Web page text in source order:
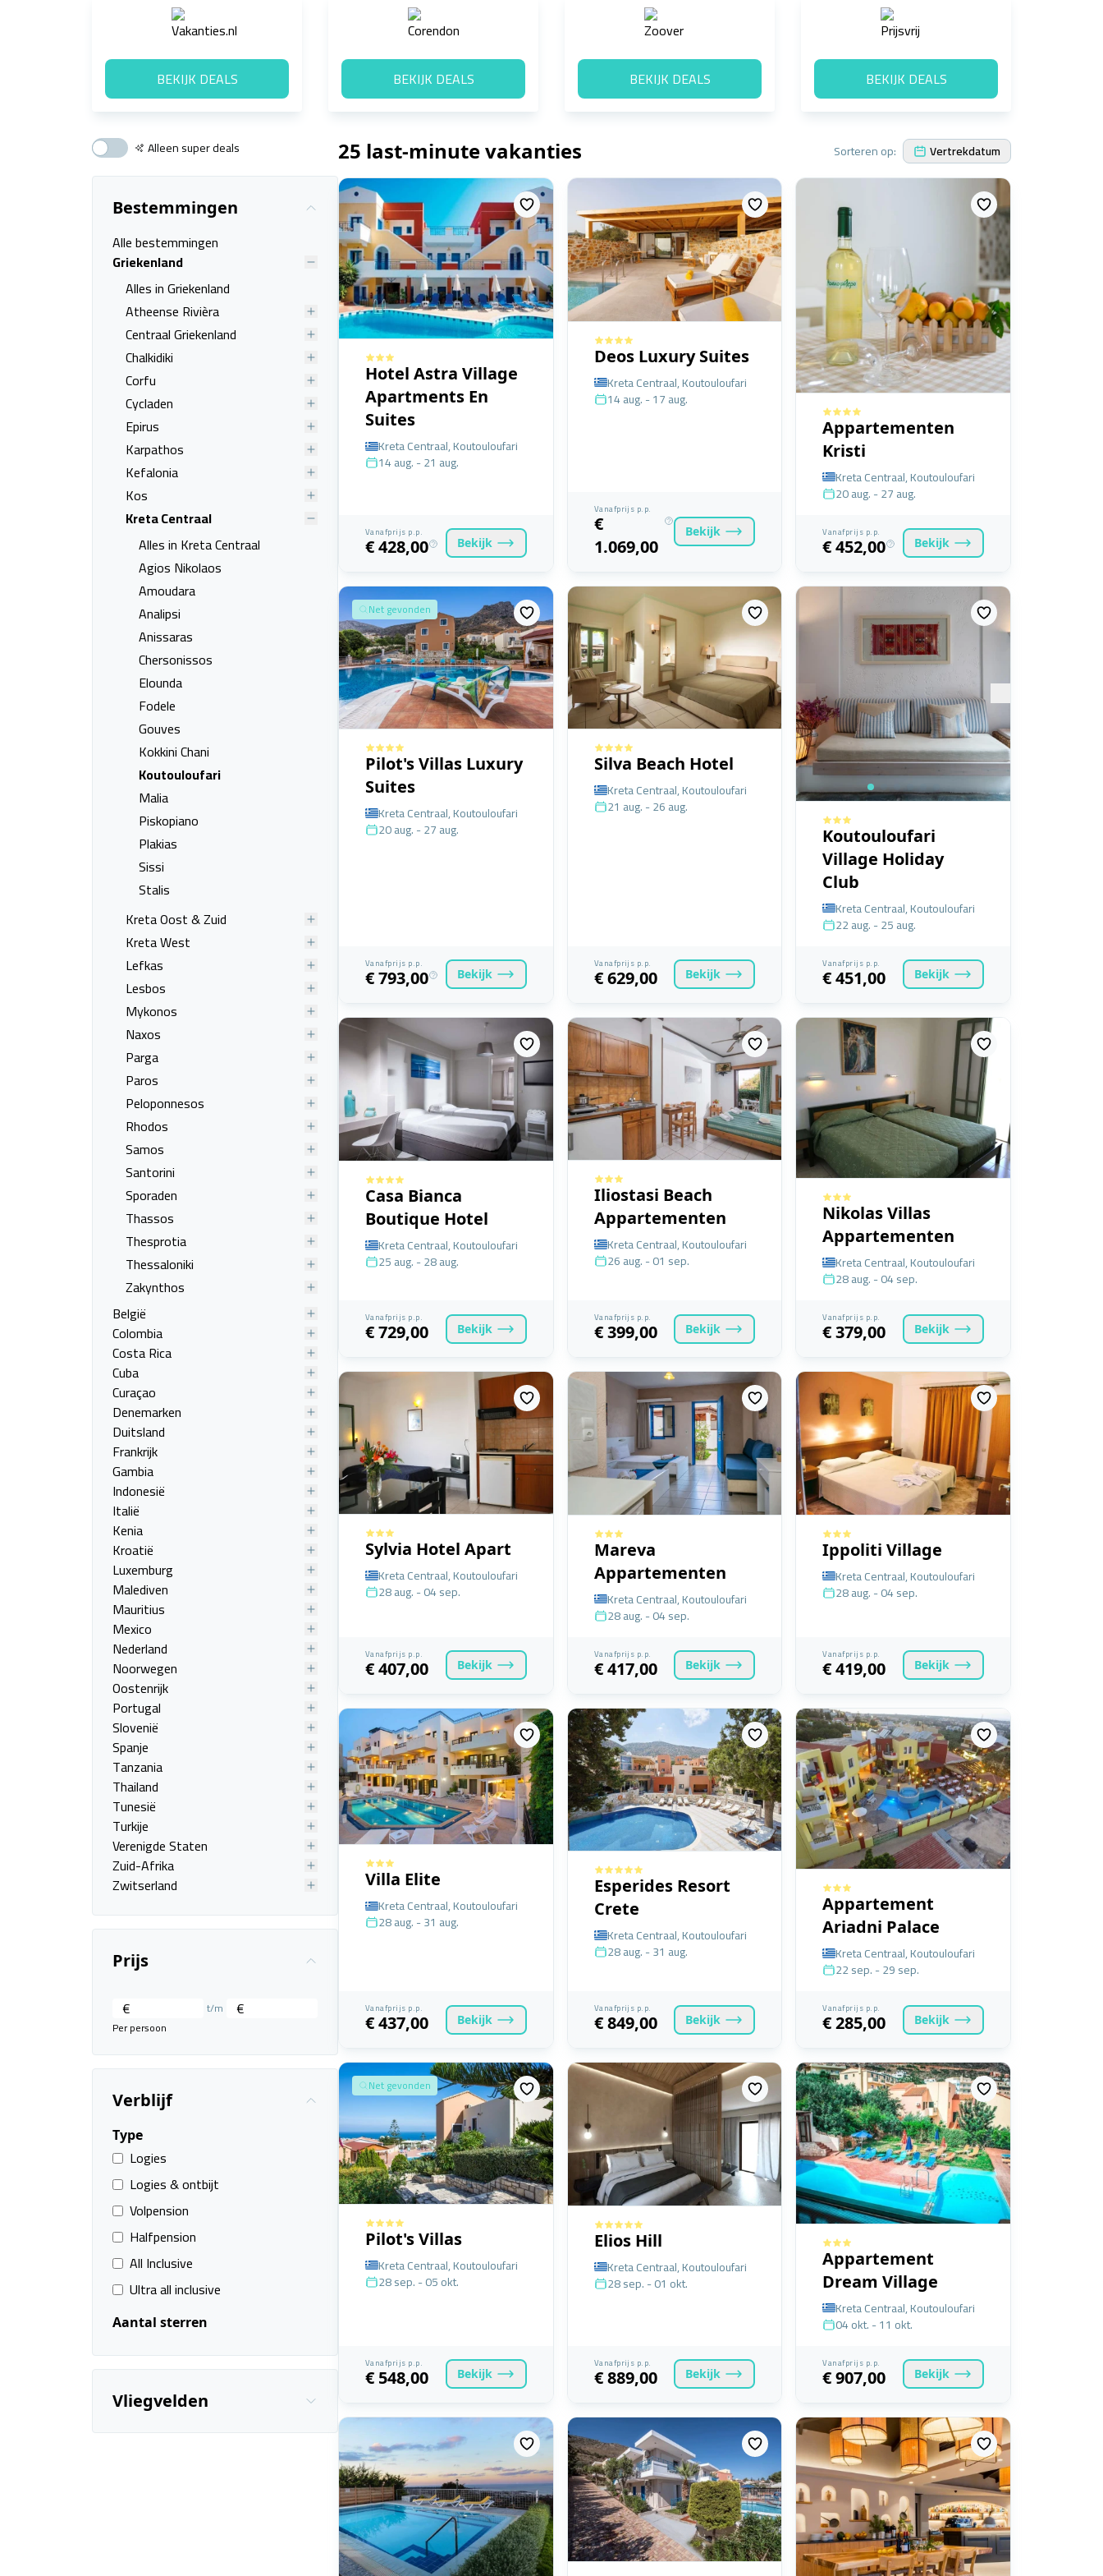
BEKIJK DEALS BEKIJK DEALS BEKIJK DEALS BEKIJK DEALS
Alleen super deals
Bestemmingen
Alle bestemmingen
België
Colombia
Costa Rica
Cuba
Curaçao
Denemarken
Duitsland
Frankrijk
Gambia
Griekenland
Alles in Griekenland
Atheense Rivièra
Centraal Griekenland
Chalkidiki
Corfu
Cycladen
Epirus
Karpathos
Kefalonia
Kos
Kreta Centraal
Alles in Kreta Centraal
Agios Nikolaos
Amoudara
Analipsi
Anissaras
Chersonissos
Elounda
Fodele
Gouves
Kokkini Chani
Koutouloufari
Malia
Piskopiano
Plakias
Sissi
Stalis
Kreta Oost & Zuid
Kreta West
Lefkas
Lesbos
Mykonos
Naxos
Parga
Paros
Peloponnesos
Rhodos
Samos
Santorini
Sporaden
Thassos
Thesprotia
Thessaloniki
Zakynthos
Indonesië
Italië
Kenia
Kroatië
Luxemburg
Malediven
Mauritius
Mexico
Nederland
Noorwegen
Oostenrijk
Portugal
Slovenië
Spanje
Tanzania
Thailand
Tunesië
Turkije
Verenigde Staten
Zuid-Afrika
Zwitserland
Prijs
€ t/m €
Per persoon
Verblijf
Type
Logies
Logies & ontbijt
Volpension
Halfpension
All Inclusive
Ultra all inclusive
Aantal sterren
Vliegvelden
25 last-minute vakanties Sorteren op: Vertrekdatum
Hotel Astra Village
Apartments En
Suites
Kreta Centraal, Koutouloufari
14 aug. - 21 aug.
Vanafprijs p.p.
€ 428,00 Bekijk
Deos Luxury Suites
Kreta Centraal, Koutouloufari
14 aug. - 17 aug.
Vanafprijs p.p.
€
1.069,00
Bekijk
Appartementen
Kristi
Kreta Centraal, Koutouloufari
20 aug. - 27 aug.
Vanafprijs p.p.
€ 452,00 Bekijk
Net gevonden
Pilot's Villas Luxury
Suites
Kreta Centraal, Koutouloufari
20 aug. - 27 aug.
Vanafprijs p.p.
€ 793,00 Bekijk
Silva Beach Hotel
Kreta Centraal, Koutouloufari
21 aug. - 26 aug.
Vanafprijs p.p.
€ 629,00 Bekijk
Koutouloufari
Village Holiday
Club
Kreta Centraal, Koutouloufari
22 aug. - 25 aug.
Vanafprijs p.p.
€ 451,00 Bekijk
Casa Bianca
Boutique Hotel
Kreta Centraal, Koutouloufari
25 aug. - 28 aug.
Vanafprijs p.p.
€ 729,00 Bekijk
Iliostasi Beach
Appartementen
Kreta Centraal, Koutouloufari
26 aug. - 01 sep.
Vanafprijs p.p.
€ 399,00 Bekijk
Nikolas Villas
Appartementen
Kreta Centraal, Koutouloufari
28 aug. - 04 sep.
Vanafprijs p.p.
€ 379,00 Bekijk
Sylvia Hotel Apart
Kreta Centraal, Koutouloufari
28 aug. - 04 sep.
Vanafprijs p.p.
€ 407,00 Bekijk
Mareva
Appartementen
Kreta Centraal, Koutouloufari
28 aug. - 04 sep.
Vanafprijs p.p.
€ 417,00 Bekijk
Ippoliti Village
Kreta Centraal, Koutouloufari
28 aug. - 04 sep.
Vanafprijs p.p.
€ 419,00 Bekijk
Villa Elite
Kreta Centraal, Koutouloufari
28 aug. - 31 aug.
Vanafprijs p.p.
€ 437,00 Bekijk
Esperides Resort
Crete
Kreta Centraal, Koutouloufari
28 aug. - 31 aug.
Vanafprijs p.p.
€ 849,00 Bekijk
Appartement
Ariadni Palace
Kreta Centraal, Koutouloufari
22 sep. - 29 sep.
Vanafprijs p.p.
€ 285,00 Bekijk
Net gevonden
Pilot's Villas
Kreta Centraal, Koutouloufari
28 sep. - 05 okt.
Vanafprijs p.p.
€ 548,00 Bekijk
Elios Hill
Kreta Centraal, Koutouloufari
28 sep. - 01 okt.
Vanafprijs p.p.
€ 889,00 Bekijk
Appartement
Dream Village
Kreta Centraal, Koutouloufari
04 okt. - 11 okt.
Vanafprijs p.p.
€ 907,00 Bekijk